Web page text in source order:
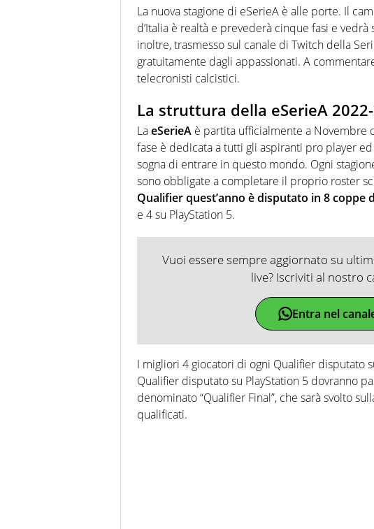
La nuova stagione di eSerieA è alle porte. Il
d’Italia è realtà e prevederà cinque fasi e
inoltre, trasmesso sul canale di Twitch della
gratuitamente dagli appassionati. A
telecronisti calcistici.
La struttura della eSerieA
LaeSerieA è partita ufficialmente a Novembre
fase è dedicata a tutti gli aspiranti pro player
sogna di entrare in questo mondo. Ogni
sono obbligate a completare il proprio roster
Qualifier quest’anno è disputato in 8 coppe
e 4 su PlayStation 5.
Vuoi essere sempre aggiornato su
live? Iscriviti al nostro
Entra nel
I migliori 4 giocatori di ogni Qualifier disputato
Qualifier disputato su PlayStation 5 dovranno
denominato “Qualifier Final”, che sarà svolto
qualificati.